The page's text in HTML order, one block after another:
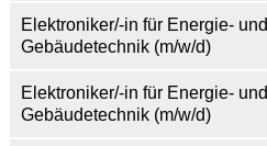
Elektroniker/-in für Energie- und
Gebäudetechnik (m/w/d)
Elektroniker/-in für Energie- und
Gebäudetechnik (m/w/d)